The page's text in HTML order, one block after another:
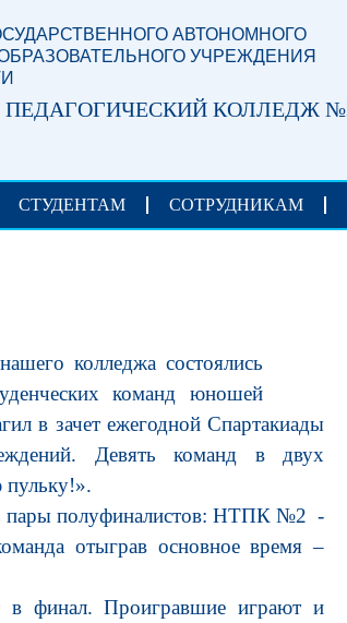
АВТОНОМНОГО
УЧРЕЖДЕНИЯ
КОЛЛЕДЖ
СТУДЕНТАМ СОТРУДНИКАМ
колледжа состоялись
команд юношей
в зачет ежегодной Спартакиады
Девять команд в двух
пары полуфиналистов: НТПК №2 -
отыграв основное время –
финал. Проигравшие играют и